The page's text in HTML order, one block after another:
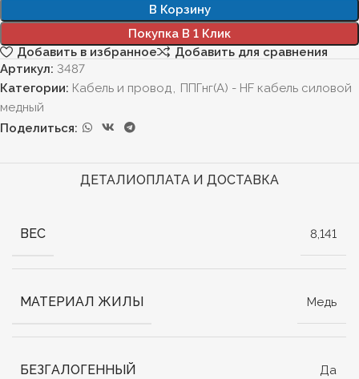
В Корзину
Покупка В 1 Клик
Добавить в избранное
Добавить для сравнения
Артикул: 3487
Категории: Кабель и провод, ППГнг(А) - HF кабель силовой
медный
Поделиться:
ДЕТАЛИОПЛАТА И ДОСТАВКА
ВЕС 8,141
МАТЕРИАЛ ЖИЛЫ Медь
БЕЗГАЛОГЕННЫЙ Да